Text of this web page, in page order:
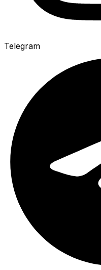
Telegram